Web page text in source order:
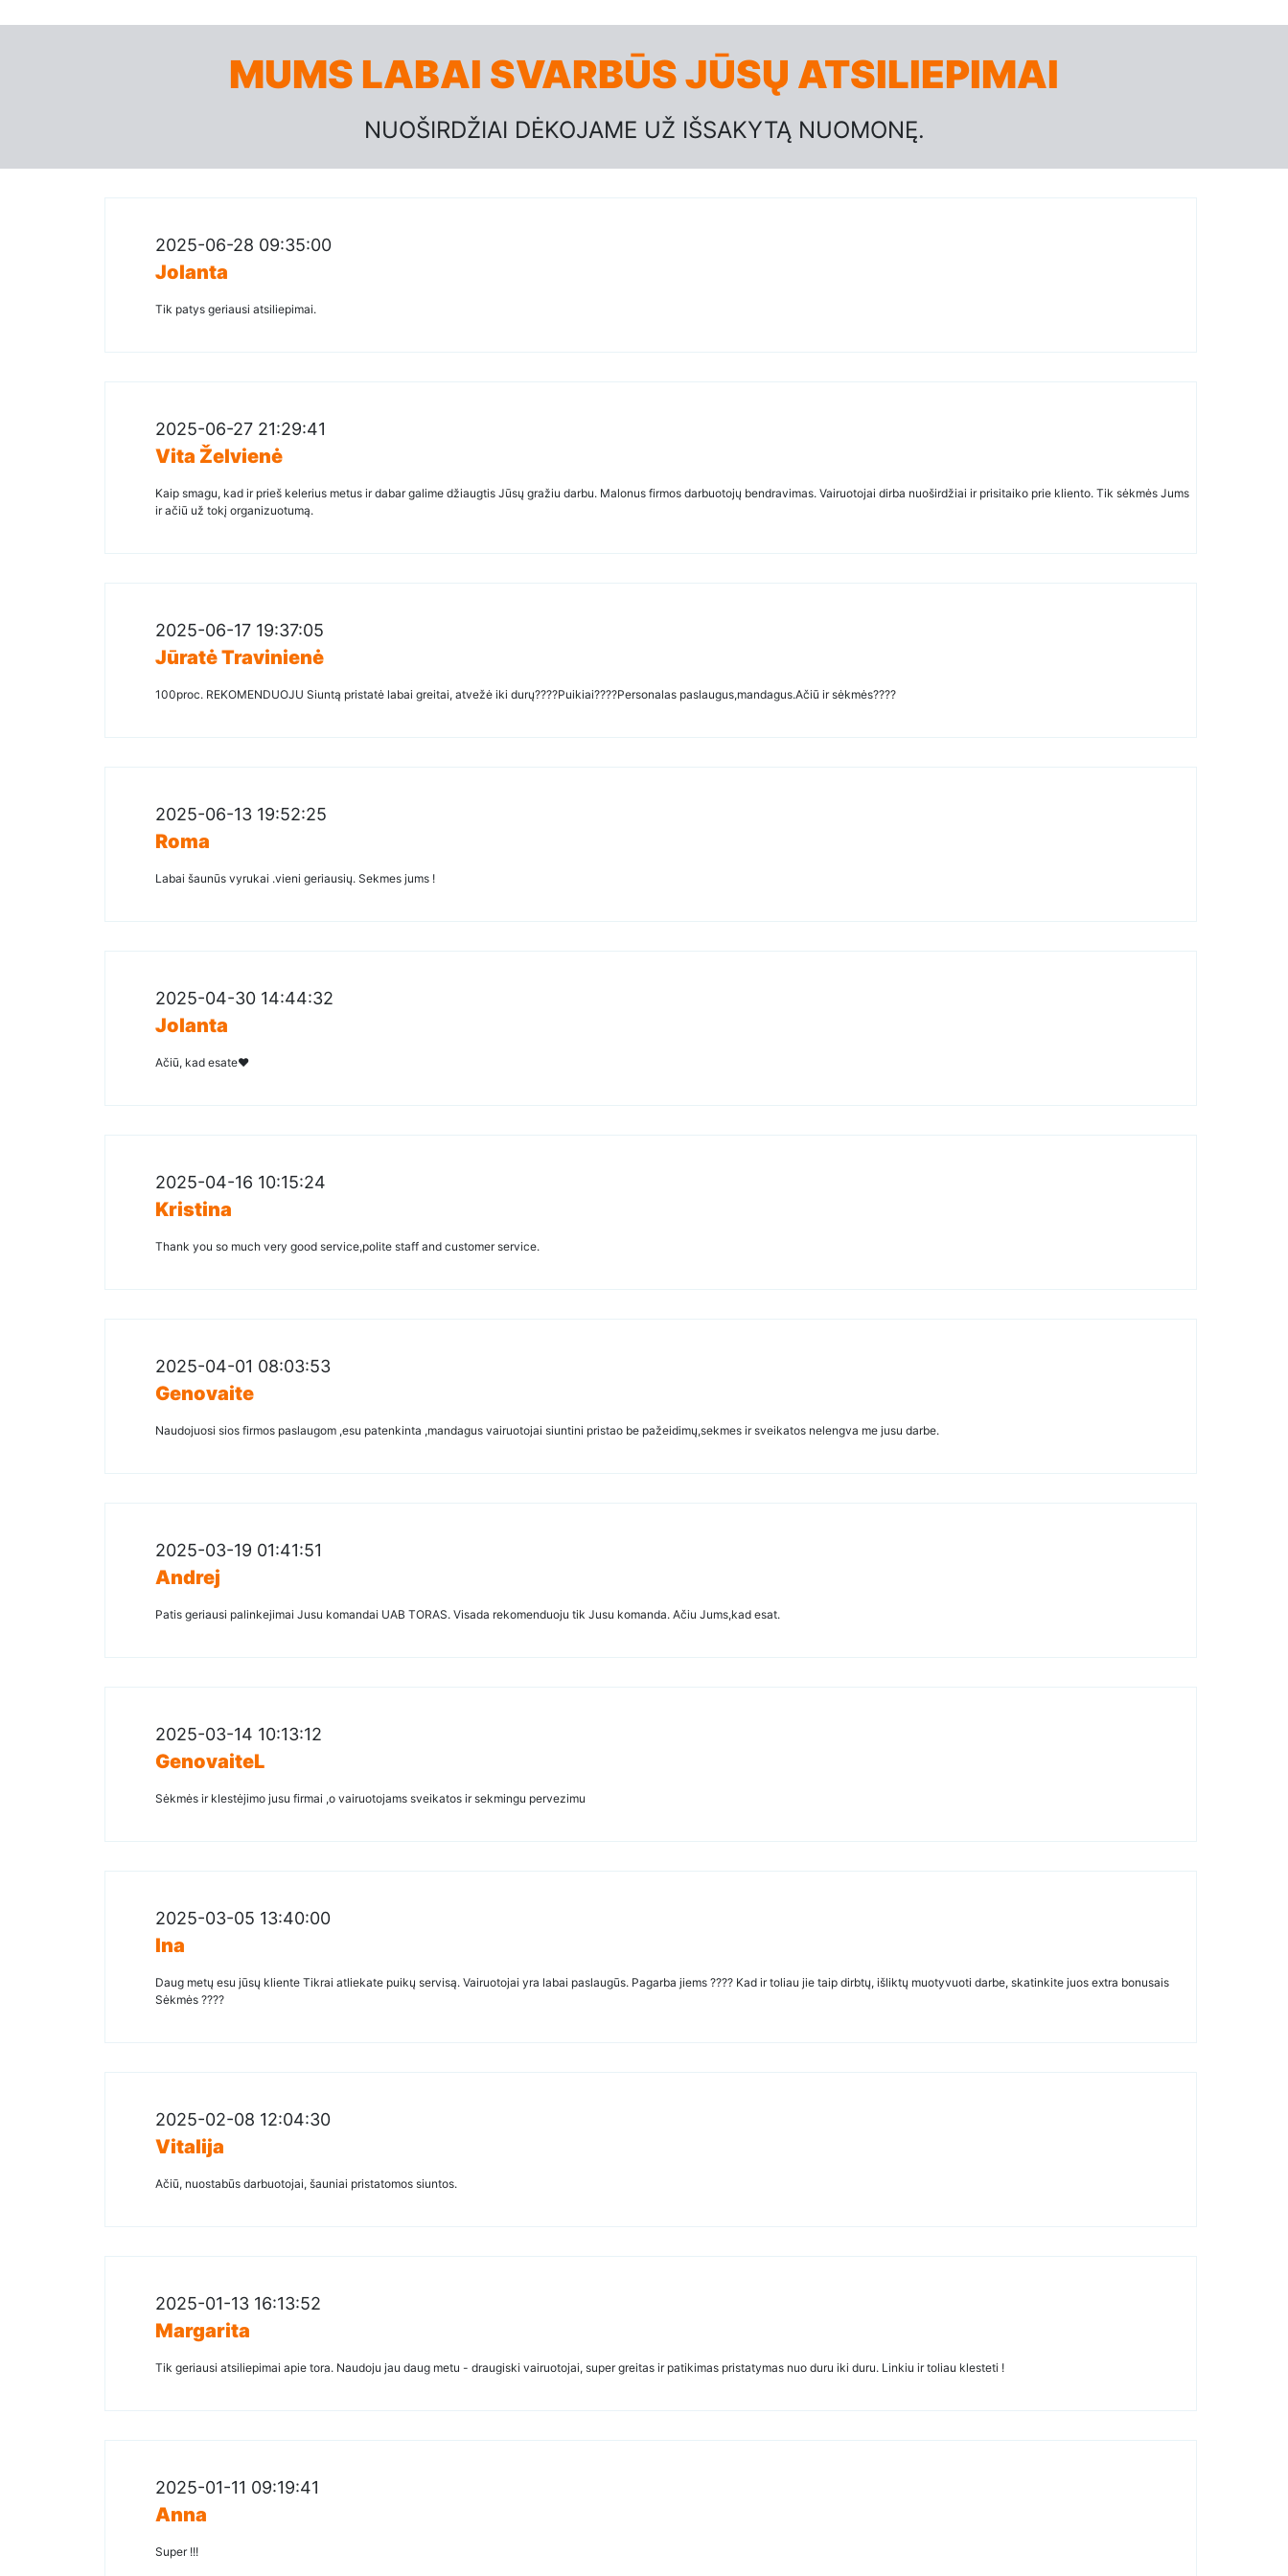
MUMS LABAI SVARBŪS JŪSŲ ATSILIEPIMAI
NUOŠIRDŽIAI DĖKOJAME UŽ IŠSAKYTĄ NUOMONĘ.
2025-06-28 09:35:00
Jolanta
Tik patys geriausi atsiliepimai.
2025-06-27 21:29:41
Vita Želvienė
Kaip smagu, kad ir prieš kelerius metus ir dabar galime džiaugtis Jūsų gražiu darbu. Malonus firmos darbuotojų bendravimas. Vairuotojai dirba nuoširdžiai ir prisitaiko prie kliento. Tik sėkmės Jums
ir ačiū už tokį organizuotumą.
2025-06-17 19:37:05
Jūratė Travinienė
100proc. REKOMENDUOJU Siuntą pristatė labai greitai, atvežė iki durų????Puikiai????Personalas paslaugus,mandagus.Ačiū ir sėkmės????
2025-06-13 19:52:25
Roma
Labai šaunūs vyrukai .vieni geriausių. Sekmes jums !
2025-04-30 14:44:32
Jolanta
Ačiū, kad esate❤️
2025-04-16 10:15:24
Kristina
Thank you so much very good service,polite staff and customer service.
2025-04-01 08:03:53
Genovaite
Naudojuosi sios firmos paslaugom ,esu patenkinta ,mandagus vairuotojai siuntini pristao be pažeidimų,sekmes ir sveikatos nelengva me jusu darbe.
2025-03-19 01:41:51
Andrej
Patis geriausi palinkejimai Jusu komandai UAB TORAS. Visada rekomenduoju tik Jusu komanda. Ačiu Jums,kad esat.
2025-03-14 10:13:12
GenovaiteL
Sėkmės ir klestėjimo jusu firmai ,o vairuotojams sveikatos ir sekmingu pervezimu
2025-03-05 13:40:00
Ina
Daug metų esu jūsų kliente Tikrai atliekate puikų servisą. Vairuotojai yra labai paslaugūs. Pagarba jiems ???? Kad ir toliau jie taip dirbtų, išliktų muotyvuoti darbe, skatinkite juos extra bonusais
Sėkmės ????
2025-02-08 12:04:30
Vitalija
Ačiū, nuostabūs darbuotojai, šauniai pristatomos siuntos.
2025-01-13 16:13:52
Margarita
Tik geriausi atsiliepimai apie tora. Naudoju jau daug metu - draugiski vairuotojai, super greitas ir patikimas pristatymas nuo duru iki duru. Linkiu ir toliau klesteti !
2025-01-11 09:19:41
Anna
Super !!!